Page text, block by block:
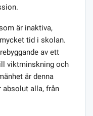
är inaktiva,
tid i skolan.
av ett
viktminskning och
är denna
absolut alla, från